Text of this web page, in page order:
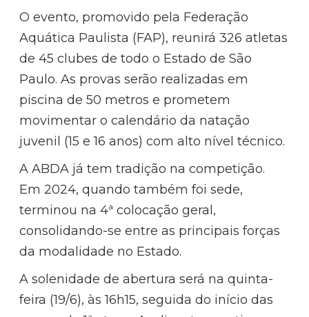
O evento, promovido pela Federação
Aquática Paulista (FAP), reunirá 326 atletas
de 45 clubes de todo o Estado de São
Paulo. As provas serão realizadas em
piscina de 50 metros e prometem
movimentar o calendário da natação
juvenil (15 e 16 anos) com alto nível técnico.
A ABDA já tem tradição na competição.
Em 2024, quando também foi sede,
terminou na 4ª colocação geral,
consolidando-se entre as principais forças
da modalidade no Estado.
A solenidade de abertura será na quinta-
feira (19/6), às 16h15, seguida do início das